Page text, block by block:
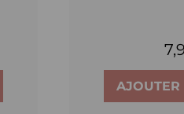
AJOUTER